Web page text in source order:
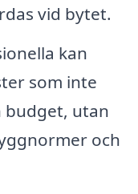
vid bytet.
kan
som inte
budget, utan
och